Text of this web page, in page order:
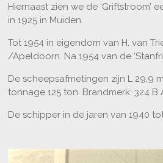
Hiernaast zien we de ‘Griftstroom’
in 1925 in Muiden.
Tot 1954 in eigendom van H. van
/Apeldoorn. Na 1954 van de
De scheepsafmetingen zijn L 29,9
tonnage 125 ton. Brandmerk: 324 B
De schipper in de jaren van 1940 tot